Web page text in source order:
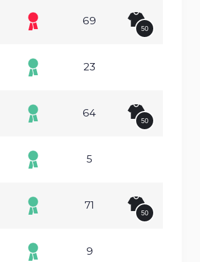
69
50
23
64
50
5
71
50
9